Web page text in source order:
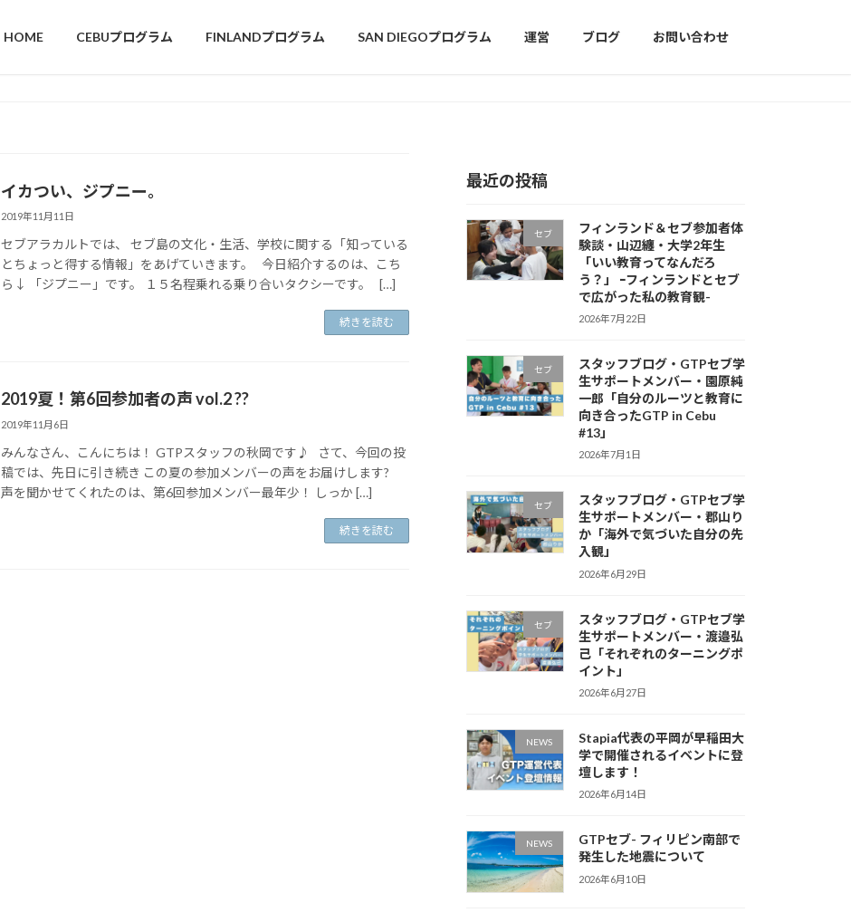
HOME CEBUプログラム FINLANDプログラム SAN DIEGOプログラム 運営 ブログ お問い合わせ
イカつい、ジプニー。
2019年11月11日
セブアラカルトでは、 セブ島の文化・生活、学校に関する「知っている
とちょっと得する情報」をあげていきます。 今日紹介するのは、こち
ら↓ 「ジプニー」です。 １５名程乗れる乗り合いタクシーです。 […]
続きを読む
2019夏！第6回参加者の声 vol.2 ??
2019年11月6日
みんなさん、こんにちは！ GTPスタッフの秋岡です♪ さて、今回の投
稿では、先日に引き続き この夏の参加メンバーの声をお届けします?
声を聞かせてくれたのは、第6回参加メンバー最年少！ しっか […]
続きを読む
最近の投稿
セブ
フィンランド＆セブ参加者体
験談・山辺纏・大学2年生
「いい教育ってなんだろ
う？」 ｰフィンランドとセブ
で広がった私の教育観-
2026年7月22日
セブ
スタッフブログ・GTPセブ学
生サポートメンバー・園原純
一郎「自分のルーツと教育に
向き合ったGTP in Cebu
#13」
2026年7月1日
セブ
スタッフブログ・GTPセブ学
生サポートメンバー・郡山り
か「海外で気づいた自分の先
入観」
2026年6月29日
セブ
スタッフブログ・GTPセブ学
生サポートメンバー・渡邉弘
己「それぞれのターニングポ
イント」
2026年6月27日
NEWS
Stapia代表の平岡が早稲田大
学で開催されるイベントに登
壇します！
2026年6月14日
NEWS
GTPセブ- フィリピン南部で
発生した地震について
2026年6月10日